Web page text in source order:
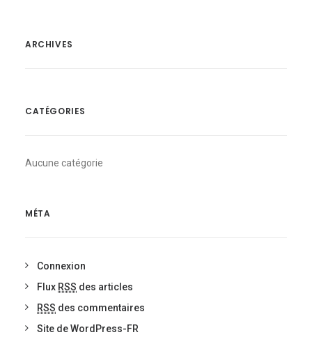
ARCHIVES
CATÉGORIES
Aucune catégorie
MÉTA
Connexion
Flux RSS des articles
RSS des commentaires
Site de WordPress-FR